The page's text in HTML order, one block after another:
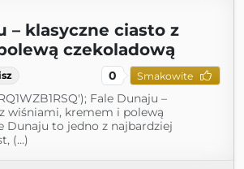
– klasyczne ciasto z
czekoladową
0 Smakowite
Fale Dunaju –
wiśniami, kremem i polewą
Dunaju to jedno z najbardziej
(...)